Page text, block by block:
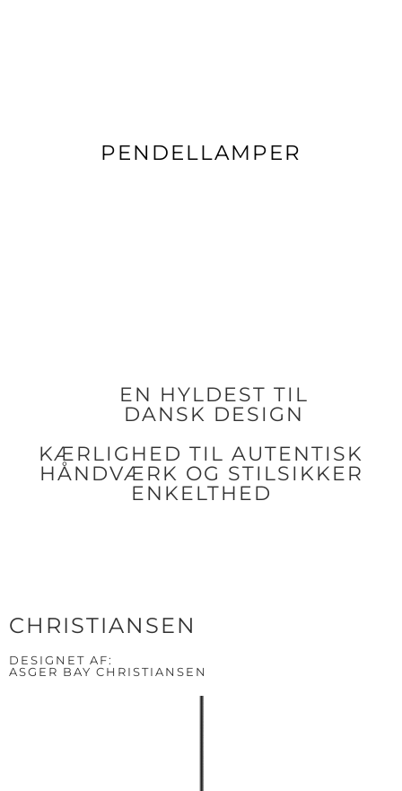
PENDELLAMPER
EN HYLDEST TIL
DANSK DESIGN
KÆRLIGHED TIL AUTENTISK
HÅNDVÆRK OG STILSIKKER
ENKELTHED
CHRISTIANSEN
DESIGNET AF:
ASGER BAY CHRISTIANSEN